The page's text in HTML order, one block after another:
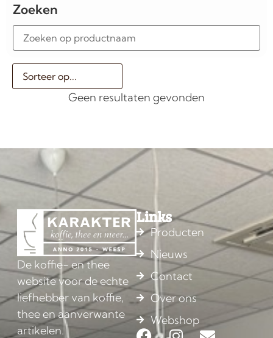
Zoeken
Geen resultaten gevonden
De koffie- en thee
website voor de echte
liefhebber van koffie,
thee en aanverwante
artikelen.
Links
Producten
Nieuws
Contact
Over ons
Webshop